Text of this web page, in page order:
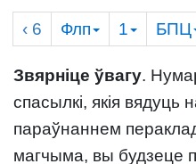
‹ 6 Флп 1 БПЦ
Звярніце ўвагу.
спасылкі, якія вядуць
параўнаннем
магчыма, вы будзеце